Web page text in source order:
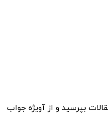
بپرسید و از آویژه جواب